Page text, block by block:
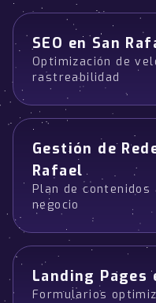
SEO en San
Optimización de
rastreabilidad
Gestión de
Rafael
Plan de contenidos
negocio
Landing Pages
Formularios